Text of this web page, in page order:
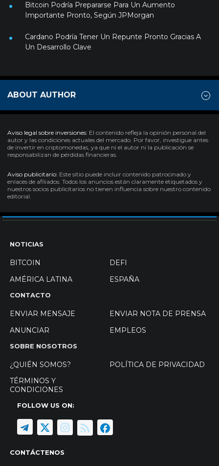
Bitcoin Podría Prepararse Para Un Aumento
Importante Pronto, Según JPMorgan
Cardano Podría Tener Un Repunte Pronto Gracias A
Un Desarrollo Clave
ABOUT AUTHOR
Aviso legal sobre inversiones: El contenido refleja la opinión personal del
autor y las condiciones actuales del mercado. Por favor, investigue antes
de invertir en criptomonedas, ya que ni el autor ni la publicación se
responsabilizan de pérdidas financieras.
Aviso publicitario: Este sitio puede incluir contenido patrocinado y
enlaces de afiliados. Todos los anuncios están claramente etiquetados y
nuestros socios publicitarios no tienen influencia sobre nuestro contenido
editorial.
NOTICIAS
BITCOIN
DEFI
AMÉRICA LATINA
ESPAÑA
CONTACTO
ENVIAR MENSAJE
ENVIAR NOTA DE PRENSA
ANUNCIAR
EMPLEOS
SOBRE NOSOTROS
¿QUIÉN SOMOS?
POLÍTICA DE PRIVACIDAD
TÉRMINOS Y
CONDICIONES
FOLLOW US ON:
CONTÁCTENOS